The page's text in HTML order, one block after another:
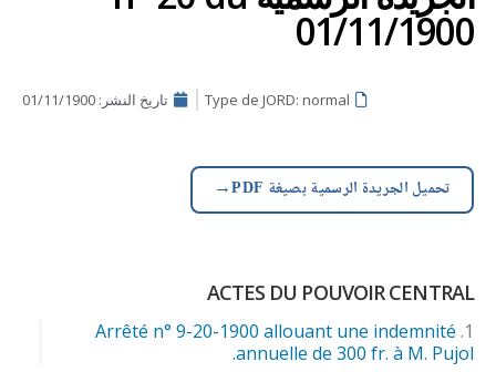
01/11/1900
Type de JORD: normal تاريخ النشر: 01/11/1900
تحميل الجريدة الرسمية بصيغة PDF →
ACTES DU POUVOIR CENTRAL
Arrêté n° 9-20-1900 allouant une indemnité
annuelle de 300 fr. à M. Pujol.